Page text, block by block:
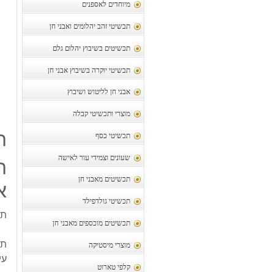
מיוחדים לאספנים
תכשיטי זהב יהלומים ואבני חן
תכשיטים בשיבוץ יהלום גלם
תכשיטי יוקרה בשיבוץ אבני חן
אבני חן לליטוש ושיבוץ
מוצרי ותכשיטי קבלה
תכשיטי כסף
שעונים וצמידי עור לאישה
תכשיטים מאבני חן
תכשיטי גולדפילד
תכשיטים מוכספים מאבני חן
מוצרי מיסטיקה
קלפי טארוט